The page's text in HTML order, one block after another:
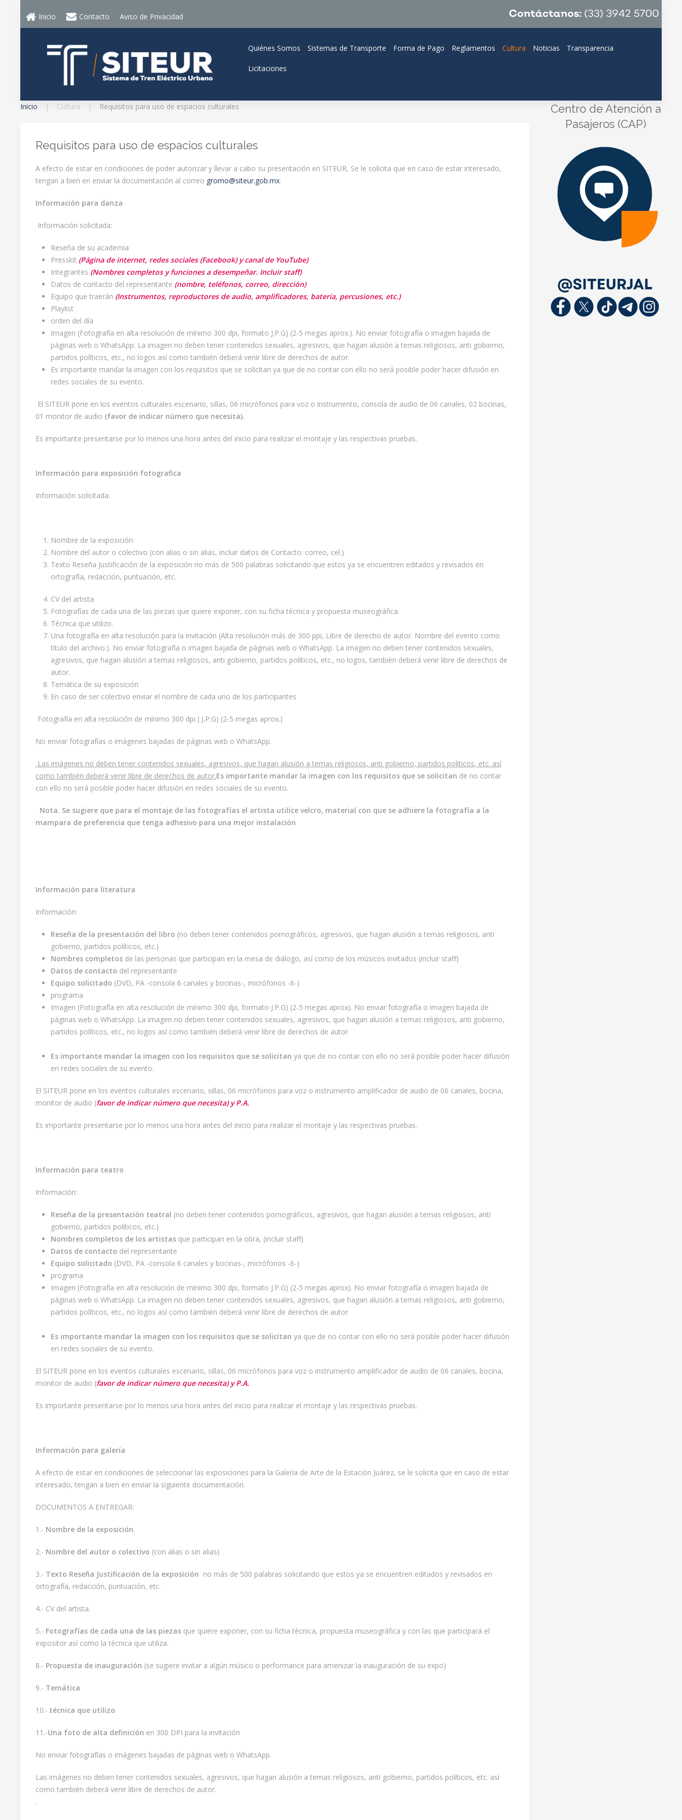
Inicio Contacto Aviso de Privacidad
Quiénes Somos Sistemas de Transporte Forma de Pago Reglamentos Cultura Noticias Transparencia
Licitaciones
Inicio Cultura Requisitos para uso de espacios culturales
Requisitos para uso de espacios culturales
A efecto de estar en condiciones de poder autorizar y llevar a cabo su presentación en SITEUR, Se le solicita que en caso de estar interesado,
tengan a bien en enviar la documentación al correo gromo@siteur.gob.mx:
Información para danza
Información solicitada:
Reseña de su academia
Presskit (Página de internet, redes sociales (Facebook) y canal de YouTube)
Integrantes (Nombres completos y funciones a desempeñar. Incluir staff)
Datos de contacto del representante (nombre, teléfonos, correo, dirección)
Equipo que traerán (Instrumentos, reproductores de audio, amplificadores, batería, percusiones, etc.)
Playlist
orden del día
Imagen (Fotografía en alta resolución de mínimo 300 dpi, formato J.P.G) (2-5 megas aprox.). No enviar fotografía o imagen bajada de
páginas web o WhatsApp. La imagen no deben tener contenidos sexuales, agresivos, que hagan alusión a temas religiosos, anti gobierno,
partidos políticos, etc., no logos así como también deberá venir libre de derechos de autor.
Es importante mandar la imagen con los requisitos que se solicitan ya que de no contar con ello no será posible poder hacer difusión en
redes sociales de su evento.
El SITEUR pone en los eventos culturales escenario, sillas, 06 micrófonos para voz o instrumento, consola de audio de 06 canales, 02 bocinas,
01 monitor de audio (favor de indicar número que necesita).
Es importante presentarse por lo menos una hora antes del inicio para realizar el montaje y las respectivas pruebas.
Información para exposición fotografica
Información solicitada:
Nombre de la exposición
Nombre del autor o colectivo (con alias o sin alias, incluir datos de Contacto: correo, cel.)
Texto Reseña Justificación de la exposición no más de 500 palabras solicitando que estos ya se encuentren editados y revisados en
ortografía, redacción, puntuación, etc.
CV del artista
Fotografías de cada una de las piezas que quiere exponer, con su ficha técnica y propuesta museográfica.
Técnica que utilizo.
Una fotografía en alta resolución para la invitación (Alta resolución más de 300 ppi, Libre de derecho de autor. Nombre del evento como
título del archivo.). No enviar fotografía o imagen bajada de páginas web o WhatsApp. La imagen no deben tener contenidos sexuales,
agresivos, que hagan alusión a temas religiosos, anti gobierno, partidos políticos, etc., no logos, también deberá venir libre de derechos de
autor.
Temática de su exposición
En caso de ser colectivo enviar el nombre de cada uno de los participantes
Fotografía en alta resolución de mínimo 300 dpi ( J.P.G) (2-5 megas aprox.)
No enviar fotografías o imágenes bajadas de páginas web o WhatsApp.
Las imágenes no deben tener contenidos sexuales, agresivos, que hagan alusión a temas religiosos, anti gobierno, partidos políticos, etc. así
como también deberá venir libre de derechos de autor.Es importante mandar la imagen con los requisitos que se solicitan de no contar
con ello no será posible poder hacer difusión en redes sociales de su evento.
Nota. Se sugiere que para el montaje de las fotografías el artista utilice velcro, material con que se adhiere la fotografía a la
mampara de preferencia que tenga adhesivo para una mejor instalación
Información para literatura
Información:
Reseña de la presentación del libro (no deben tener contenidos pornográficos, agresivos, que hagan alusión a temas religiosos, anti
gobierno, partidos políticos, etc.)
Nombres completos de las personas que participan en la mesa de diálogo, así como de los músicos invitados (incluir staff)
Datos de contacto del representante
Equipo solicitado (DVD, PA -consola 6 canales y bocinas-, micrófonos -6-)
programa
Imagen (Fotografía en alta resolución de mínimo 300 dpi, formato J.P.G) (2-5 megas aprox). No enviar fotografía o imagen bajada de
páginas web o WhatsApp. La imagen no deben tener contenidos sexuales, agresivos, que hagan alusión a temas religiosos, anti gobierno,
partidos políticos, etc., no logos así como también deberá venir libre de derechos de autor
Es importante mandar la imagen con los requisitos que se solicitan ya que de no contar con ello no será posible poder hacer difusión
en redes sociales de su evento.
El SITEUR pone en los eventos culturales escenario, sillas, 06 micrófonos para voz o instrumento amplificador de audio de 06 canales, bocina,
monitor de audio (favor de indicar número que necesita) y P.A.
Es importante presentarse por lo menos una hora antes del inicio para realizar el montaje y las respectivas pruebas.
Información para teatro
Información:
Reseña de la presentación teatral (no deben tener contenidos pornográficos, agresivos, que hagan alusión a temas religiosos, anti
gobierno, partidos políticos, etc.)
Nombres completos de los artistas que participan en la obra, (incluir staff)
Datos de contacto del representante
Equipo solicitado (DVD, PA -consola 6 canales y bocinas-, micrófonos -6-)
programa
Imagen (Fotografía en alta resolución de mínimo 300 dpi, formato J.P.G) (2-5 megas aprox). No enviar fotografía o imagen bajada de
páginas web o WhatsApp. La imagen no deben tener contenidos sexuales, agresivos, que hagan alusión a temas religiosos, anti gobierno,
partidos políticos, etc., no logos así como también deberá venir libre de derechos de autor
Es importante mandar la imagen con los requisitos que se solicitan ya que de no contar con ello no será posible poder hacer difusión
en redes sociales de su evento.
El SITEUR pone en los eventos culturales escenario, sillas, 06 micrófonos para voz o instrumento amplificador de audio de 06 canales, bocina,
monitor de audio (favor de indicar número que necesita) y P.A.
Es importante presentarse por lo menos una hora antes del inicio para realizar el montaje y las respectivas pruebas.
Información para galería
A efecto de estar en condiciones de seleccionar las exposiciones para la Galería de Arte de la Estación Juárez, se le solicita que en caso de estar
interesado, tengan a bien en enviar la siguiente documentación.
DOCUMENTOS A ENTREGAR:
1.- Nombre de la exposición.
2.- Nombre del autor o colectivo (con alias o sin alias)
3.- Texto Reseña Justificación de la exposición no más de 500 palabras solicitando que estos ya se encuentren editados y revisados en
ortografía, redacción, puntuación, etc.
4.- CV del artista.
5.- Fotografías de cada una de las piezas que quiere exponer, con su ficha técnica, propuesta museográfica y con las que participará el
expositor así como la técnica que utiliza.
8.- Propuesta de inauguración (se sugiere invitar a algún músico o performance para amenizar la inauguración de su expo)
9.- Temática
10.-.técnica que utilizo
11.-Una foto de alta definición en 300 DPI para la invitación
No enviar fotografías o imágenes bajadas de páginas web o WhatsApp.
Las imágenes no deben tener contenidos sexuales, agresivos, que hagan alusión a temas religiosos, anti gobierno, partidos políticos, etc. así
como también deberá venir libre de derechos de autor.
.
Centro de Atención a
Pasajeros (CAP)